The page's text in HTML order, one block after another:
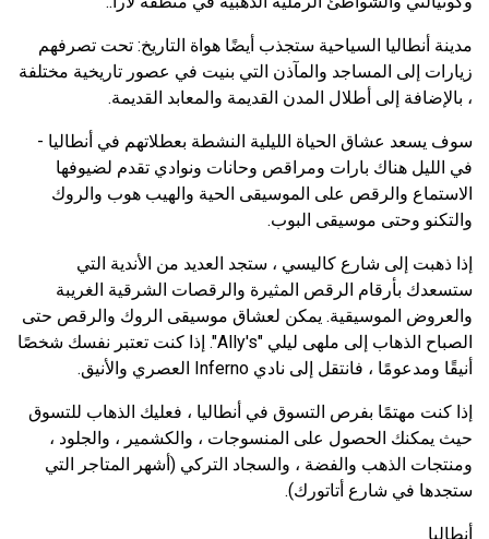
مدينة أنطاليا السياحية ستجذب أيضًا هواة التاريخ: تحت تصرفهم
زيارات إلى المساجد والمآذن التي بنيت في عصور تاريخية مختلفة
، بالإضافة إلى أطلال المدن القديمة والمعابد القديمة.
سوف يسعد عشاق الحياة الليلية النشطة بعطلاتهم في أنطاليا -
في الليل هناك بارات ومراقص وحانات ونوادي تقدم لضيوفها
الاستماع والرقص على الموسيقى الحية والهيب هوب والروك
والتكنو وحتى موسيقى البوب.
إذا ذهبت إلى شارع كاليسي ، ستجد العديد من الأندية التي
ستسعدك بأرقام الرقص المثيرة والرقصات الشرقية الغريبة
والعروض الموسيقية. يمكن لعشاق موسيقى الروك والرقص حتى
الصباح الذهاب إلى ملهى ليلي "Ally's". إذا كنت تعتبر نفسك شخصًا
أنيقًا ومدعومًا ، فانتقل إلى نادي Inferno العصري والأنيق.
إذا كنت مهتمًا بفرص التسوق في أنطاليا ، فعليك الذهاب للتسوق
حيث يمكنك الحصول على المنسوجات ، والكشمير ، والجلود ،
ومنتجات الذهب والفضة ، والسجاد التركي (أشهر المتاجر التي
ستجدها في شارع أتاتورك).
أنطاليا